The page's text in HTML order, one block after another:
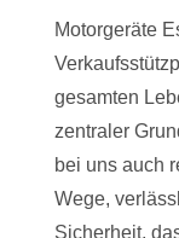
Motorgeräte
gesamten
zentraler
bei uns auch
Wege,
Sicherheit,